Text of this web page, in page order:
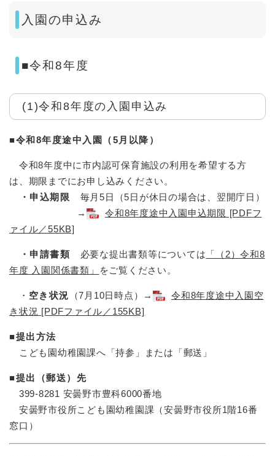
入園の申込み
■令和8年度
(1)令和8年度の入園申込み
■令和8年度途中入園​（5月以降）
令和8年度中に市内認可保育施設の利用を希望する方
は、期限までにお申し込みください。
・申込期限 毎月5日（5日が休日の場合は、翌開庁日）
→
令和8年度途中入園申込期限 [PDFフ
ァイル／55KB]
・申請書類 必要な提出書類等については 「（2）令和8
年度 入園関係書類​」
をご覧ください。
・ 空き状況 （7月10日時点）→
令和8年度途中入園空
き状況 [PDFファイル／155KB]
■提出方法
こども園幼稚園課へ「持参」または「郵送」
■提出（郵送）先
399-8281 安曇野市豊科6000番地
安曇野市役所こども園幼稚園課（安曇野市役所1階16番
窓口）